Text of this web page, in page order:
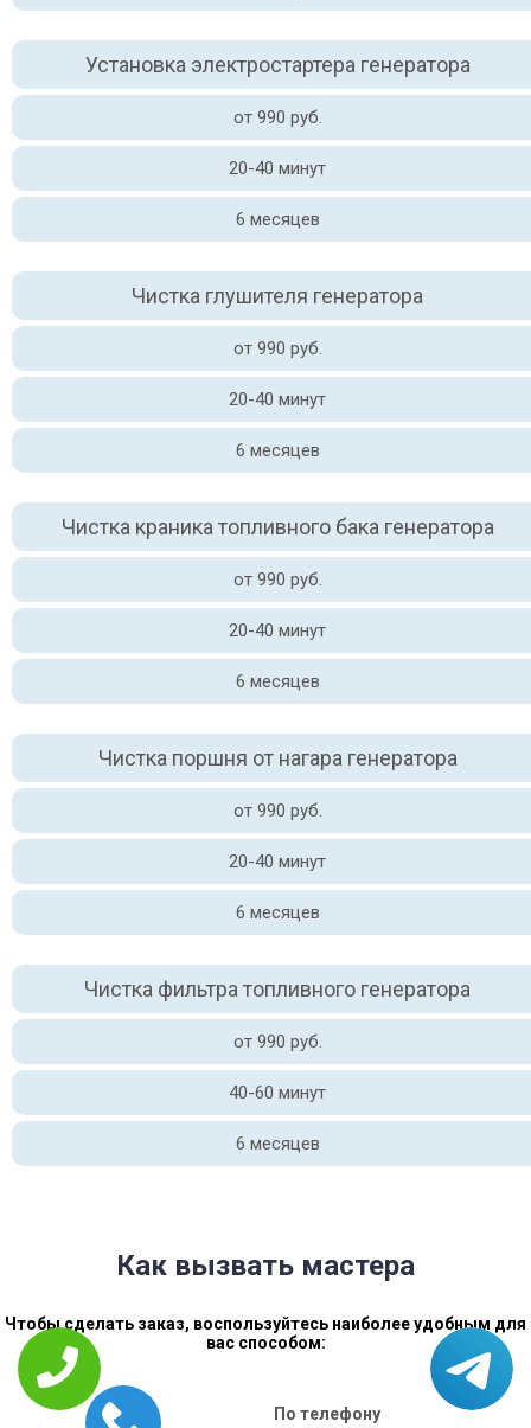
Установка электростартера генератора
от 990 руб.
20-40 минут
6 месяцев
Чистка глушителя генератора
от 990 руб.
20-40 минут
6 месяцев
Чистка краника топливного бака генератора
от 990 руб.
20-40 минут
6 месяцев
Чистка поршня от нагара генератора
от 990 руб.
20-40 минут
6 месяцев
Чистка фильтра топливного генератора
от 990 руб.
40-60 минут
6 месяцев
Как вызвать мастера
Чтобы сделать заказ, воспользуйтесь наиболее удобным для
вас способом:
По телефону